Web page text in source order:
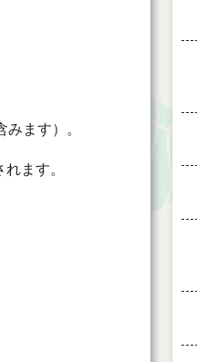
ます）。
ます。